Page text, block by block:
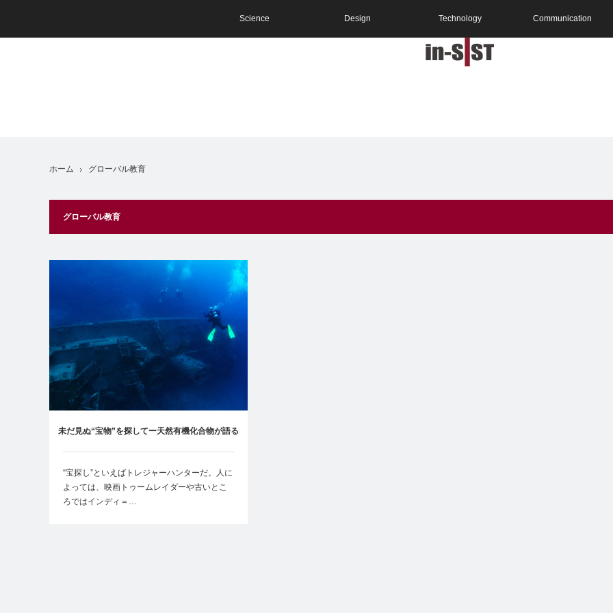
Science Design Technology Communication
ホーム グローバル教育
グローバル教育
未だ見ぬ“宝物”を探してー天然有機化合物が語る
バイオテクノロジーの可能性-
“宝探し”といえばトレジャーハンターだ。人に
よっては、映画トゥームレイダーや古いとこ
ろではインディ＝…